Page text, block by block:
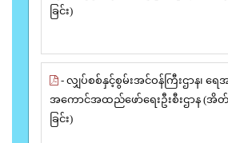
ခြင်း)
- လျှပ်စစ်နှင့်စွမ်းအင်ဝန်ကြီးဌာန၊ ရေ
အကောင်အထည်ဖော်ရေးဦးစီးဌာန (အိ
ခြင်း)